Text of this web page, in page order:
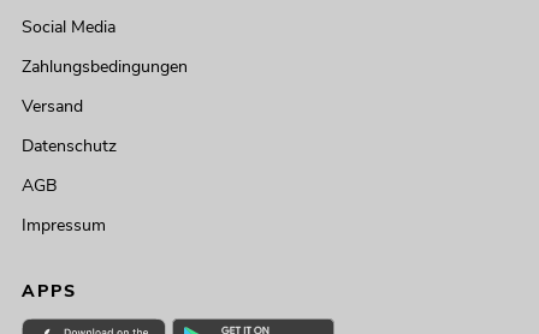
Social Media
Zahlungsbedingungen
Versand
Datenschutz
AGB
Impressum
APPS